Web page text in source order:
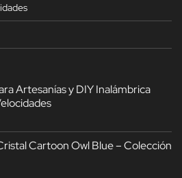
Artesanías y DIY Inalámbrica
Cartoon Owl Blue – Colección